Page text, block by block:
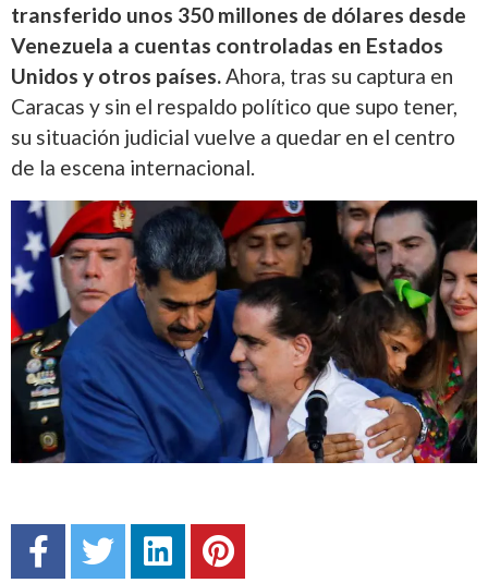
transferido unos 350 millones de dólares desde
Venezuela a cuentas controladas en Estados
Unidos y otros países.Ahora, tras su captura en
Caracas y sin el respaldo político que supo tener,
su situación judicial vuelve a quedar en el centro
de la escena internacional.